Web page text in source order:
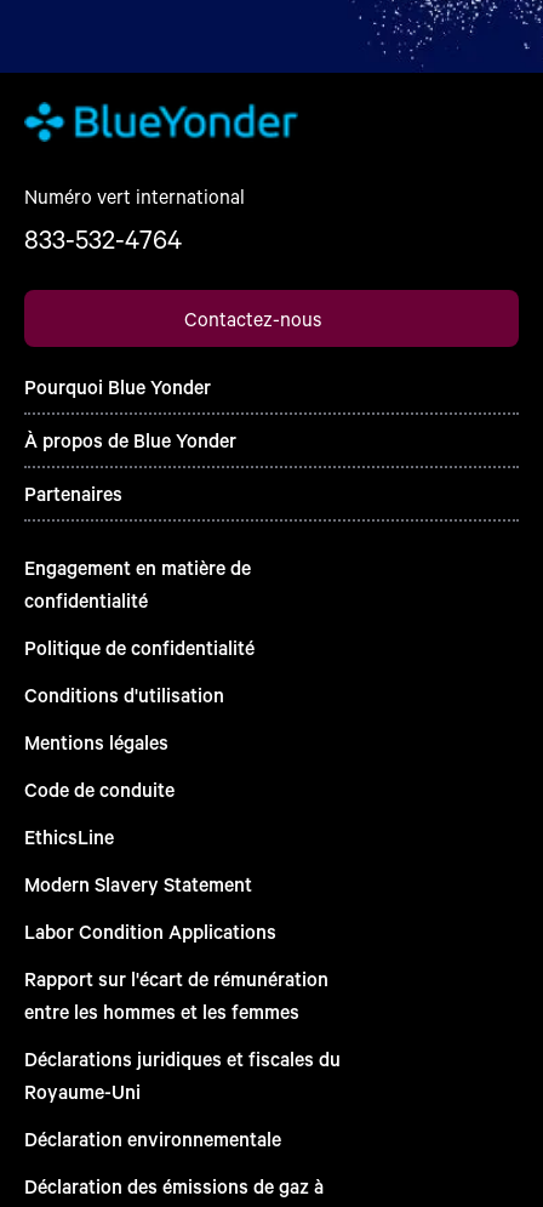
Numéro vert international
833-532-4764
Contactez-nous
Pourquoi Blue Yonder
À propos de Blue Yonder
Partenaires
Engagement en matière de
confidentialité
Politique de confidentialité
Conditions d'utilisation
Mentions légales
Code de conduite
EthicsLine
Modern Slavery Statement
Labor Condition Applications
Rapport sur l'écart de rémunération
entre les hommes et les femmes
Déclarations juridiques et fiscales du
Royaume-Uni
Déclaration environnementale
Déclaration des émissions de gaz à